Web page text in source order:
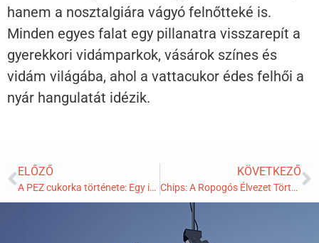
hanem a nosztalgiára vágyó felnőtteké is.
Minden egyes falat egy pillanatra visszarepít a
gyerekkori vidámparkok, vásárok színes és
vidám világába, ahol a vattacukor édes felhői a
nyár hangulatát idézik.
ELŐZŐ
A PEZ cukorka története: Egy ikonikus édesség útja a világhírnévig
KÖVETKEZŐ
Chips: A Ropogós Élvezet Története és Ízei